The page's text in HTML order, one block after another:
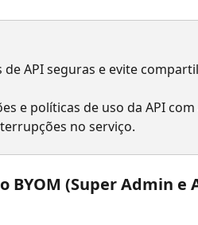
de API seguras e evite
e políticas de uso da API
no serviço.
BYOM (Super Admin e